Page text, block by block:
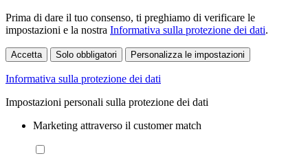
Prima di dare il tuo consenso, ti preghiamo di verificare le
impostazioni e la nostra Informativa sulla protezione dei dati.
Accetta Solo obbligatori Personalizza le impostazioni
Informativa sulla protezione dei dati
Impostazioni personali sulla protezione dei dati
Marketing attraverso il customer match